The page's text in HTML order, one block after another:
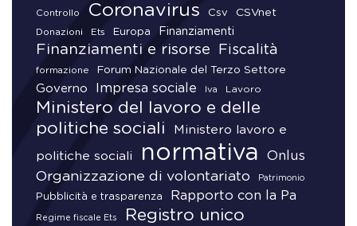
Controllo Coronavirus Csv CSVnet
Donazioni Ets Europa Finanziamenti
Finanziamenti e risorse Fiscalità
formazione Forum Nazionale del Terzo Settore
Governo Impresa sociale Iva Lavoro
Ministero del lavoro e delle
politiche sociali
Ministero lavoro e
politiche sociali normativa Onlus
Organizzazione di volontariato Patrimonio
Pubblicità e trasparenza Rapporto con la Pa
Regime fiscale Ets
Registro unico